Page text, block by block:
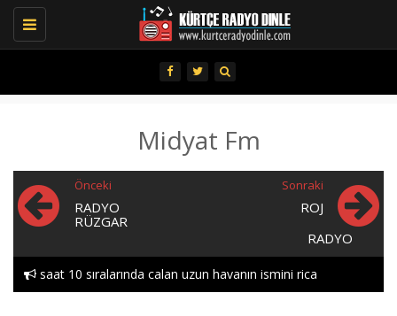
Toggle
navigation
Midyat Fm
Önceki
RADYO
RÜZGAR
Sonraki
ROJ
RADYO
saat 10 sıralarında calan uzun havanın ismini rica